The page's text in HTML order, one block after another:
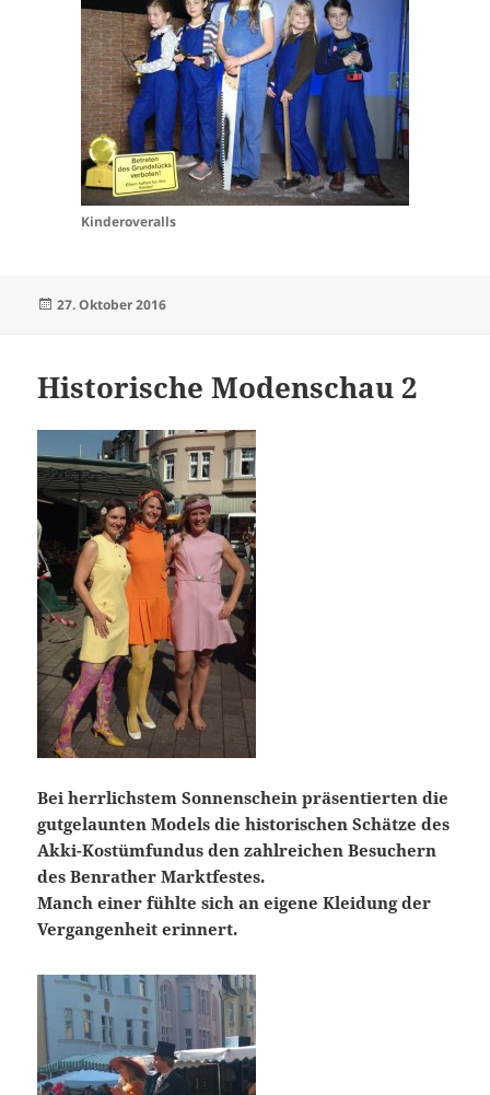
Kinderoveralls
Veröffentlicht
27. Oktober 2016
Historische Modenschau 2
Bei herrlichstem Sonnenschein präsentierten die
gutgelaunten Models die historischen Schätze des
Akki-Kostümfundus den zahlreichen Besuchern
des Benrather Marktfestes.
Manch einer fühlte sich an eigene Kleidung der
Vergangenheit erinnert.